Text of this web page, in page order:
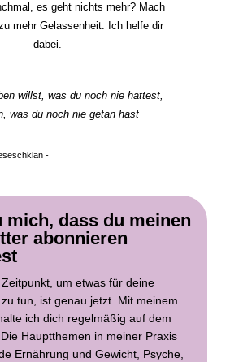
es geht nichts mehr? Mach
mehr Gelassenheit. Ich helfe dir
dabei.
willst, was du noch nie hattest,
was du noch nie getan hast
-
mich, dass du meinen
abonnieren
um etwas für deine
tun, ist genau jetzt. Mit meinem
ich dich regelmäßig auf dem
Hauptthemen in meiner Praxis
Ernährung und Gewicht, Psyche,